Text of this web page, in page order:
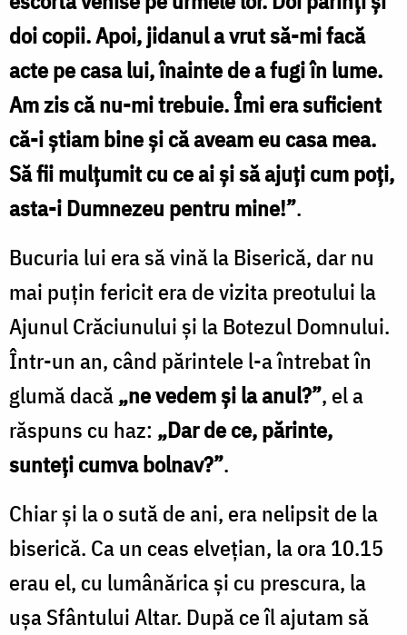
doi copii. Apoi, jidanul a vrut să-mi facă
acte pe casa lui, înainte de a fugi în lume.
Am zis că nu-mi trebuie. Îmi era suficient
că-i ştiam bine şi că aveam eu casa mea.
Să fii mulțumit cu ce ai și să ajuți cum poți,
asta-i Dumnezeu pentru mine!”.
Bucuria lui era să vină la Biserică, dar nu
mai puțin fericit era de vizita preotului la
Ajunul Crăciunului și la Botezul Domnului.
Într-un an, când părintele l-a întrebat în
glumă dacă„ne vedem și la anul?”, el a
răspuns cu haz: „Dar de ce, părinte,
sunteți cumva bolnav?”.
Chiar și la o sută de ani, era nelipsit de la
biserică. Ca un ceas elvețian, la ora 10.15
erau el, cu lumânărica și cu prescura, la
ușa Sfântului Altar. După ce îl ajutam să